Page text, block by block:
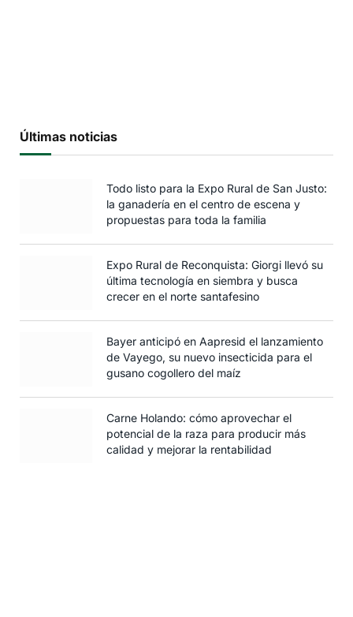
Últimas noticias
Todo listo para la Expo Rural de San Justo:
la ganadería en el centro de escena y
propuestas para toda la familia
Expo Rural de Reconquista: Giorgi llevó su
última tecnología en siembra y busca
crecer en el norte santafesino
Bayer anticipó en Aapresid el lanzamiento
de Vayego, su nuevo insecticida para el
gusano cogollero del maíz
Carne Holando: cómo aprovechar el
potencial de la raza para producir más
calidad y mejorar la rentabilidad